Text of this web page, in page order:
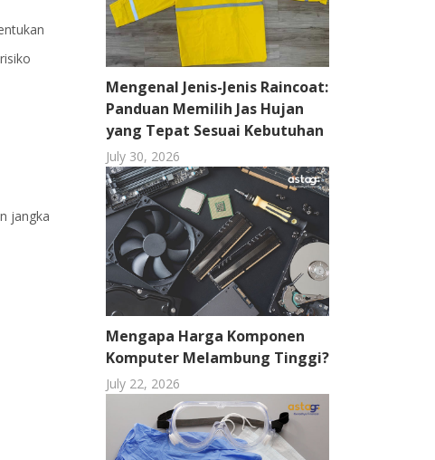
Mengenal Jenis-Jenis Raincoat:
Panduan Memilih Jas Hujan
yang Tepat Sesuai Kebutuhan
July 30, 2026
Mengapa Harga Komponen
Komputer Melambung Tinggi?
July 22, 2026
jangka